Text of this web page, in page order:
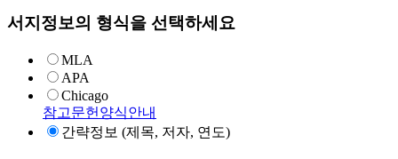
서지정보의 형식을 선택하세요
MLA
APA
Chicago
참고문헌양식안내
간략정보 (제목, 저자, 연도)